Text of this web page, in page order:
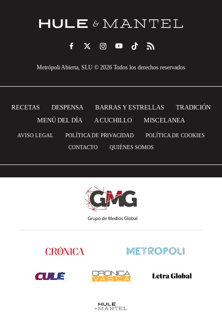
Metrópoli Abierta, SLU © 2026 Todos los derechos reservados
RECETAS DESPENSA BARRAS Y ESTRELLAS
TRADICIÓN
MENÚ DEL DÍA
A CUCHILLO MISCELANEA
AVISO LEGAL POLÍTICA DE PRIVACIDAD
POLÍTICA DE COOKIES
CONTACTO
QUIÉNES SOMOS